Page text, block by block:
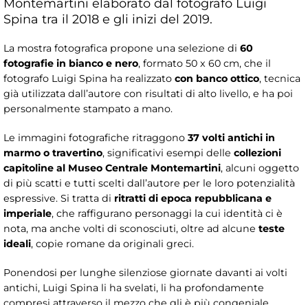
Montemartini elaborato dal fotografo Luigi
Spina tra il 2018 e gli inizi del 2019.
La mostra fotografica propone una selezione di 60
fotografie in bianco e nero, formato 50 x 60 cm, che il
fotografo Luigi Spina ha realizzato con banco ottico, tecnica
già utilizzata dall’autore con risultati di alto livello, e ha poi
personalmente stampato a mano.
Le immagini fotografiche ritraggono 37 volti antichi in
marmo o travertino, significativi esempi delle collezioni
capitoline al Museo Centrale Montemartini, alcuni oggetto
di più scatti e tutti scelti dall’autore per le loro potenzialità
espressive. Si tratta di ritratti di epoca repubblicana e
imperiale, che raffigurano personaggi la cui identità ci è
nota, ma anche volti di sconosciuti, oltre ad alcune teste
ideali, copie romane da originali greci.
Ponendosi per lunghe silenziose giornate davanti ai volti
antichi, Luigi Spina li ha svelati, li ha profondamente